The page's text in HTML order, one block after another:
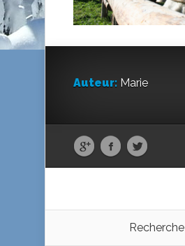
Auteur: Marie
Recherche